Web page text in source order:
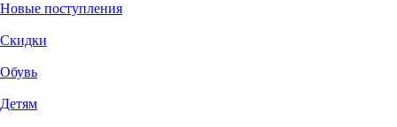
Новые поступления
Скидки
Обувь
Детям